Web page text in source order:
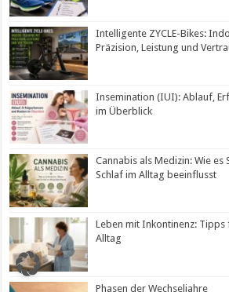
Intelligente ZYCLE-Bikes:
Präzision, Leistung und
Insemination (IUI): Ablauf,
im Überblick
Cannabis als Medizin: Wie es
Schlaf im Alltag beeinflusst
Leben mit Inkontinenz: Tipps
Alltag
Phasen der Wechseljahre